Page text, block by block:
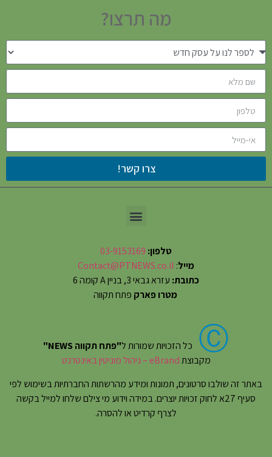
מה תרצו?
צרו קשר!
טלפון: 03-9153169
מייל:
Contact@PTNEWS.co.il
כתובת: עזרא גבאי 3, בניין A קומה 6
מטרו פארק פתח תקווה
Ⓒ כל הזכויות שמורות ל"פתח תקווה NEWS"
מקבוצתeBrand – ניהול מוניטין באינטרנט
באתר זה שולבו סרטונים, תמונות ומידע מהרשתות החברתיות בשימוש לפי
סעיף 27א לחוק זכויות יוצרים. במידה וידוע מי צילם שלחו למייל בקשה
לצרף קרדיט או להסרה.